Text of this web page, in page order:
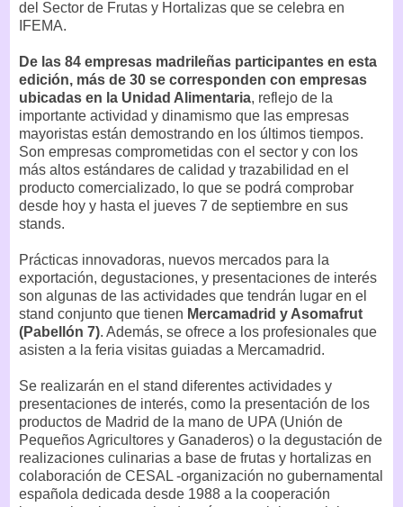
del Sector de Frutas y Hortalizas que se celebra en
IFEMA.
De las 84 empresas madrileñas participantes en esta
edición, más de 30 se corresponden con empresas
ubicadas en la Unidad Alimentaria, reflejo de la
importante actividad y dinamismo que las empresas
mayoristas están demostrando en los últimos tiempos.
Son empresas comprometidas con el sector y con los
más altos estándares de calidad y trazabilidad en el
producto comercializado, lo que se podrá comprobar
desde hoy y hasta el jueves 7 de septiembre en sus
stands.
Prácticas innovadoras, nuevos mercados para la
exportación, degustaciones, y presentaciones de interés
son algunas de las actividades que tendrán lugar en el
stand conjunto que tienen Mercamadrid y Asomafrut
(Pabellón 7). Además, se ofrece a los profesionales que
asisten a la feria visitas guiadas a Mercamadrid.
Se realizarán en el stand diferentes actividades y
presentaciones de interés, como la presentación de los
productos de Madrid de la mano de UPA (Unión de
Pequeños Agricultores y Ganaderos) o la degustación de
realizaciones culinarias a base de frutas y hortalizas en
colaboración de CESAL -organización no gubernamental
española dedicada desde 1988 a la cooperación